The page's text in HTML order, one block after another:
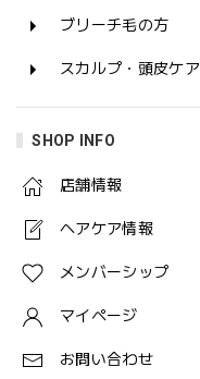
ブリーチ毛の方
スカルプ・頭皮ケア
SHOP INFO
店舗情報
ヘアケア情報
メンバーシップ
マイページ
お問い合わせ